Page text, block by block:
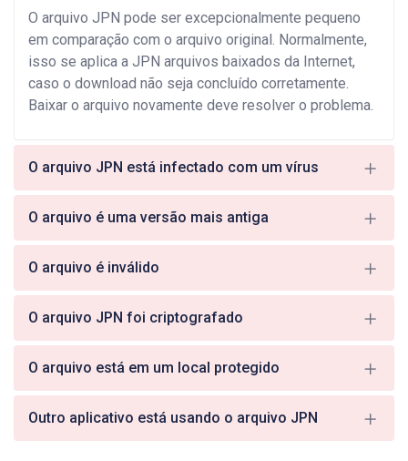
O arquivo JPN pode ser excepcionalmente pequeno
em comparação com o arquivo original. Normalmente,
isso se aplica a JPN arquivos baixados da Internet,
caso o download não seja concluído corretamente.
Baixar o arquivo novamente deve resolver o problema.
O arquivo JPN está infectado com um vírus
O arquivo é uma versão mais antiga
O arquivo é inválido
O arquivo JPN foi criptografado
O arquivo está em um local protegido
Outro aplicativo está usando o arquivo JPN